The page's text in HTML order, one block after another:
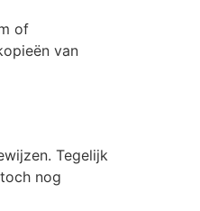
of
van
Tegelijk
nog